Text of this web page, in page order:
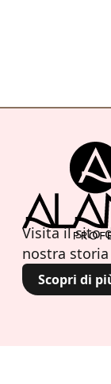
Visita il sito
nostra
Scopri di